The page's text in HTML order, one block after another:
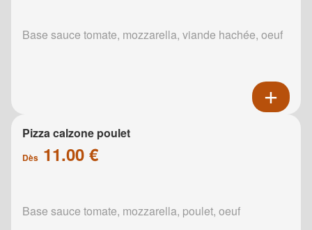
Base sauce tomate, mozzarella, viande hachée, oeuf
Pizza calzone poulet
Dès 11.00 €
Base sauce tomate, mozzarella, poulet, oeuf